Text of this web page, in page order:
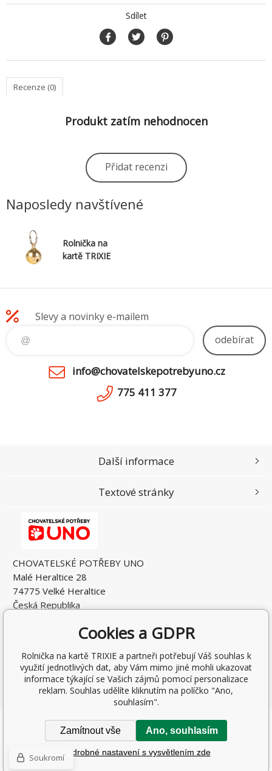
Sdílet
Recenze (0)
Produkt zatím nehodnocen
Přidat recenzi
Naposledy navštívené
Rolnička na
kartě TRIXIE
Slevy a novinky e-mailem
odebírat
info@chovatelskepotrebyuno.cz
775 411 377
CHOVATELSKÉ POTŘEBY UNO
Malé Heraltice 28
74775 Velké Heraltice
Česká Republika
DIČ: CZ7405265549
Další informace
Textové stránky
Copyright © 2026 Rostislav Hňátek
Všechna práva vyhrazena.
Tvorba a pronájem eshopů BINARGON.cz-Mapa stránek
Cookies a GDPR
Rolnička na kartě TRIXIE a partneři potřebují Váš souhlas k
využití jednotlivých dat, aby Vám mimo jiné mohli ukazovat
informace týkající se Vašich zájmů pomocí personalizace
reklam. Souhlas udělíte kliknutím na políčko "Ano,
souhlasím".
Zamítnout vše Ano, souhlasím
Podrobné nastavení s vysvětlením zde
Soukromí